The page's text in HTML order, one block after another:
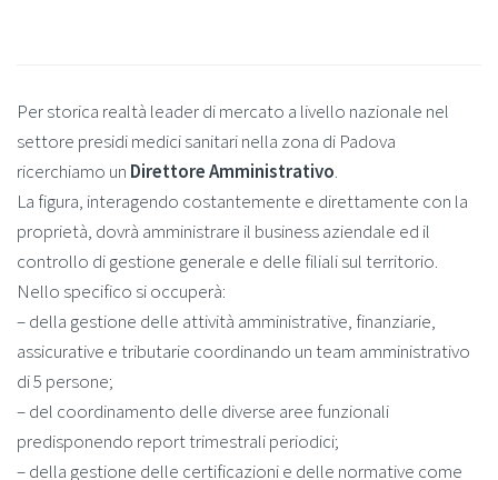
Per storica realtà leader di mercato a livello nazionale nel
settore presidi medici sanitari nella zona di Padova
ricerchiamo un Direttore Amministrativo.
La figura, interagendo costantemente e direttamente con la
proprietà, dovrà amministrare il business aziendale ed il
controllo di gestione generale e delle filiali sul territorio.
Nello specifico si occuperà:
– della gestione delle attività amministrative, finanziarie,
assicurative e tributarie coordinando un team amministrativo
di 5 persone;
– del coordinamento delle diverse aree funzionali
predisponendo report trimestrali periodici;
– della gestione delle certificazioni e delle normative come